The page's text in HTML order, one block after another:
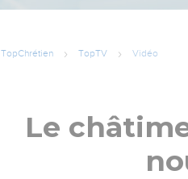
TopChrétien TopTV Vidéo
Le